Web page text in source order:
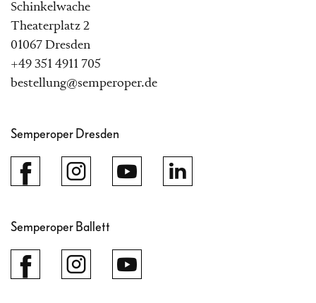
Schinkelwache
Theaterplatz 2
01067 Dresden
+49 351 4911 705
bestellung@semperoper.de
Semperoper Dresden
Semperoper Ballett